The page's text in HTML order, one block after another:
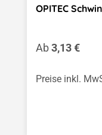
OPITEC
Regulärer
Ab3,13 €
Preise inkl.